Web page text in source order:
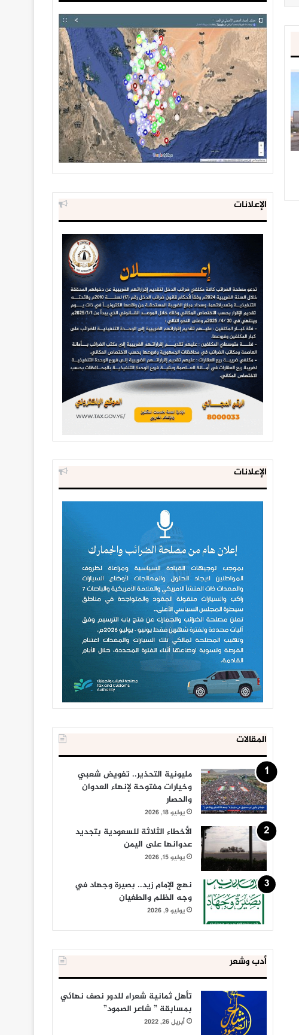
الإعلانات
الإعلانات
المقالات
مليونية التحذير.. تفويض شعبي
وخيارات مفتوحة لإنهاء العدوان
والحصار
يوليو 18, 2026
الأخطاء الثلاثة للسعودية بتجديد
عدوانها على اليمن
يوليو 15, 2026
نهج الإمام زيد.. بصيرة وجهاد في
وجه الظلم والطغيان
يوليو 9, 2026
أدب وشعر
تأهل ثمانية شعراء للدور نصف نهائي
بمسابقة ” شاعر الصمود”
أبريل 26, 2022